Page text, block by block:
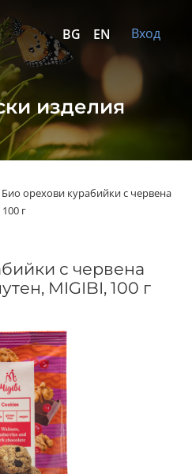
BG EN Вход
изделия
Био орехови курабийки с червена
г
с червена
MIGIBI, 100 г